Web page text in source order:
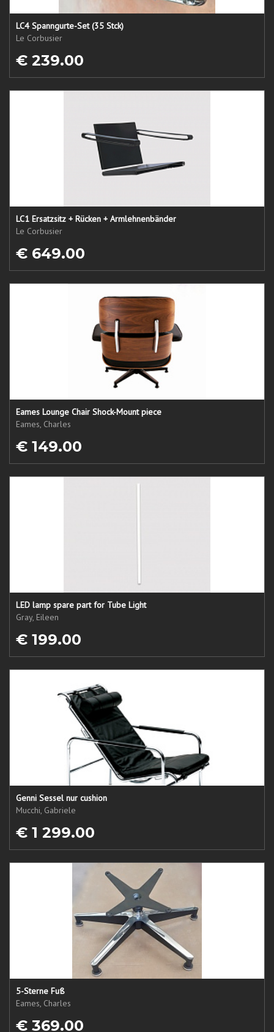
LC4 Spanngurte-Set (35 Stck)
Le Corbusier
€ 239.00
LC1 Ersatzsitz + Rücken + Armlehnenbänder
Le Corbusier
€ 649.00
Eames Lounge Chair Shock-Mount piece
Eames, Charles
€ 149.00
LED lamp spare part for Tube Light
Gray, Eileen
€ 199.00
Genni Sessel nur cushion
Mucchi, Gabriele
€ 1 299.00
5-Sterne Fuß
Eames, Charles
€ 369.00